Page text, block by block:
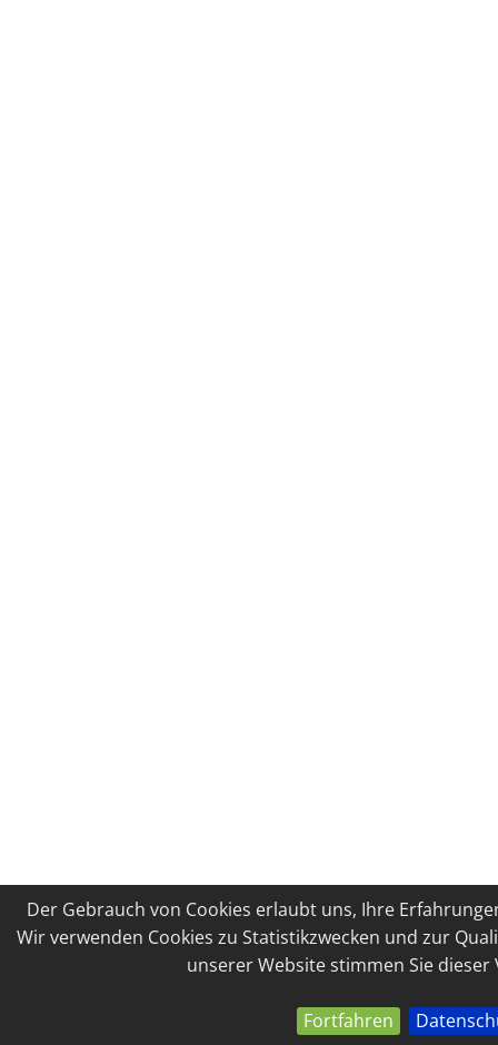
Der Gebrauch von Cookies erlaubt uns, Ihre
Wir verwenden Cookies zu Statistikzwecken und zur
unserer Website stimmen Sie dieser
Fortfahren